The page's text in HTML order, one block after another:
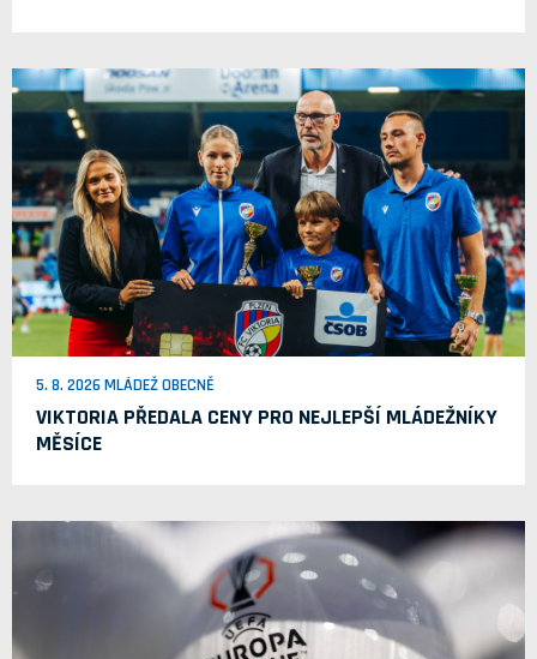
5. 8. 2026 MLÁDEŽ OBECNĚ
VIKTORIA PŘEDALA CENY PRO NEJLEPŠÍ MLÁDEŽNÍKY
MĚSÍCE